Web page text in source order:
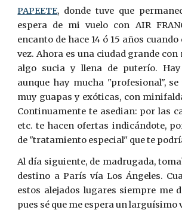
PAPEETE, donde tuve que
espera de mi vuelo con AIR
encanto de hace 14 ó 15 años
vez. Ahora es una ciudad grande
algo sucia y llena de puterío.
aunque hay mucha "profesional",
muy guapas y exóticas, con
Continuamente te asedian: por las
etc. te hacen ofertas indicándote,
de "tratamiento especial" que te
Al día siguiente, de madrugada,
destino a París vía Los Ángeles.
estos alejados lugares siempre me
pues sé que me espera un larguísimo